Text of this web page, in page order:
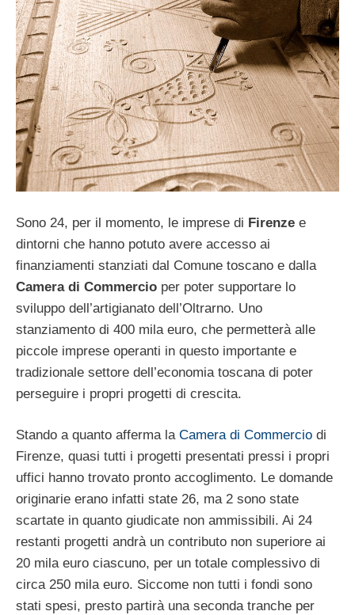
Sono 24, per il momento, le imprese di Firenze e
dintorni che hanno potuto avere accesso ai
finanziamenti stanziati dal Comune toscano e dalla
Camera di Commercio per poter supportare lo
sviluppo dell’artigianato dell’Oltrarno. Uno
stanziamento di 400 mila euro, che permetterà alle
piccole imprese operanti in questo importante e
tradizionale settore dell’economia toscana di poter
perseguire i propri progetti di crescita.
Stando a quanto afferma la Camera di Commercio di
Firenze, quasi tutti i progetti presentati pressi i propri
uffici hanno trovato pronto accoglimento. Le domande
originarie erano infatti state 26, ma 2 sono state
scartate in quanto giudicate non ammissibili. Ai 24
restanti progetti andrà un contributo non superiore ai
20 mila euro ciascuno, per un totale complessivo di
circa 250 mila euro. Siccome non tutti i fondi sono
stati spesi, presto partirà una seconda tranche per